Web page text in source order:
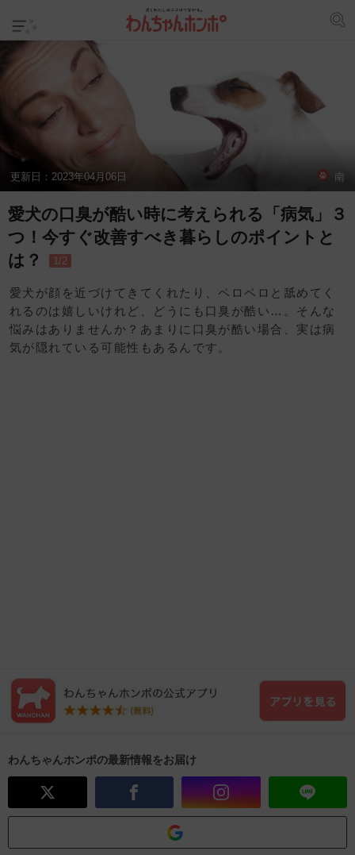
更新日： 2023年04月06日 南
愛犬の口臭が酷い時に考えられる「病気」３
つ！今すぐ改善すべき暮らしのポイントと
は？
1/2
愛犬が顔を近づけてきてくれたり、ペロペロと舐めてく
れるのは嬉しいけれど、どうにも口臭が酷い…。そんな
悩みはありませんか？あまりに口臭が酷い場合、実は病
気が隠れている可能性もあるんです。
わんちゃんホンポの最新情報をお届け